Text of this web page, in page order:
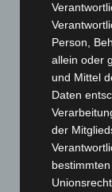
Januar 2026
Dezember 2025
November 2025
Oktober 2025
September 2025
August 2025
Juli 2025(90)
Juni 2025(103)
Person,
allein oder
und Mittel
Daten
der